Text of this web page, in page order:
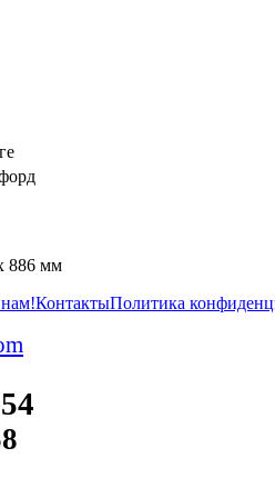
886 мм
КонтактыПолитика